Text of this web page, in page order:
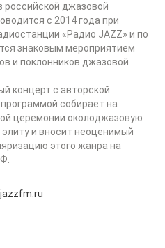
российской джазовой
с 2014 года при
«Радио JAZZ» и по
знаковым мероприятием
и поклонников джазовой
концерт с авторской
собирает на
церемонии околоджазовую
и вносит неоценимый
этого жанра на